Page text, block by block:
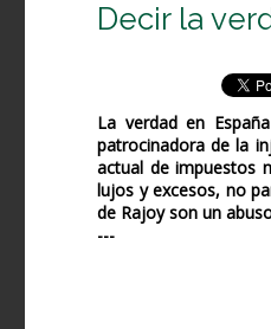
Decir la
La verdad en
patrocinadora de la
actual de impuestos
lujos y excesos, no
de Rajoy son un
---